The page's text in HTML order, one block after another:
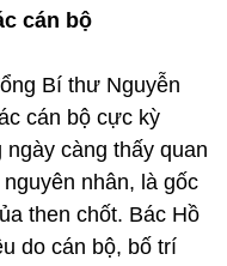
cán bộ
Bí thư Nguyễn
cán bộ cực kỳ
càng thấy quan
nhân, là gốc
then chốt. Bác Hồ
do cán bộ, bố trí